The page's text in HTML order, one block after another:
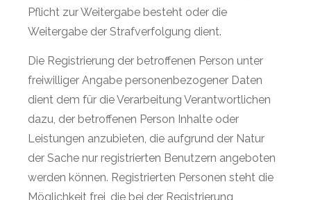
Pflicht zur Weitergabe besteht oder die
Weitergabe der Strafverfolgung dient.
Die Registrierung der betroffenen Person unter
freiwilliger Angabe personenbezogener Daten
dient dem für die Verarbeitung Verantwortlichen
dazu, der betroffenen Person Inhalte oder
Leistungen anzubieten, die aufgrund der Natur
der Sache nur registrierten Benutzern angeboten
werden können. Registrierten Personen steht die
Möglichkeit frei, die bei der Registrierung